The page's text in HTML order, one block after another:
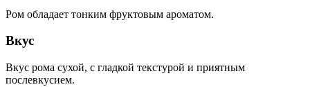
Ром обладает тонким фруктовым ароматом.
Вкус
Вкус рома сухой, с гладкой текстурой и приятным
послевкусием.